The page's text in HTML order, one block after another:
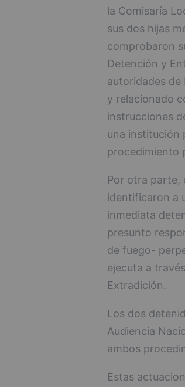
la Comisaría
sus dos hijas
comprobaron
Detención y
autoridades
y relacionado
instrucciones
una institución
procedimiento
Por otra parte,
identificaron a
inmediata
presunto
de fuego-
ejecuta a
Extradición.
Los dos
Audiencia
ambos
Estas